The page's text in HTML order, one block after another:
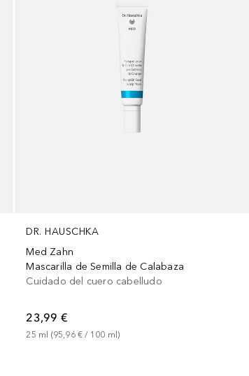
DR. HAUSCHKA
Med Zahn
Mascarilla de Semilla de Calabaza
Cuidado del cuero cabelludo
23,99 €
25 ml (95,96 € / 100 ml)